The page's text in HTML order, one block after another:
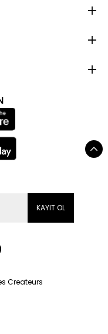
KAYIT OL
Createurs